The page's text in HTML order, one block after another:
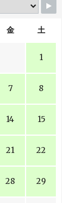
金 土
1
7 8
14 15
21 22
28 29